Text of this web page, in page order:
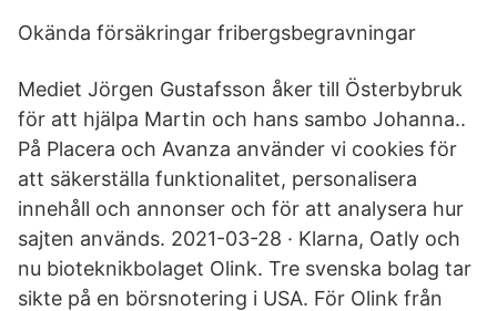
Okända försäkringar fribergsbegravningar
Mediet Jörgen Gustafsson åker till Österbybruk
för att hjälpa Martin och hans sambo Johanna..
På Placera och Avanza använder vi cookies för
att säkerställa funktionalitet, personalisera
innehåll och annonser och för att analysera hur
sajten används. 2021-03-28 · Klarna, Oatly och
nu bioteknikbolaget Olink. Tre svenska bolag tar
sikte på en börsnotering i USA. För Olink från